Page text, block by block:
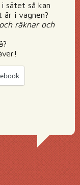
sätet så kan
är i vagnen?
räknar och